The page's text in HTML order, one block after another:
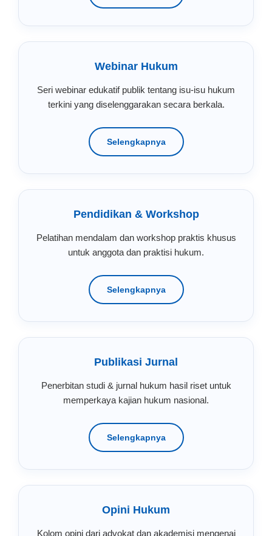
Webinar Hukum
Seri webinar edukatif publik tentang isu-isu hukum
terkini yang diselenggarakan secara berkala.
Selengkapnya
Pendidikan & Workshop
Pelatihan mendalam dan workshop praktis khusus
untuk anggota dan praktisi hukum.
Selengkapnya
Publikasi Jurnal
Penerbitan studi & jurnal hukum hasil riset untuk
memperkaya kajian hukum nasional.
Selengkapnya
Opini Hukum
Kolom opini dari advokat dan akademisi mengenai